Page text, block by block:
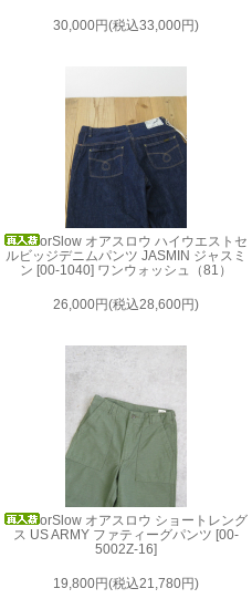
30,000円(税込33,000円)
orSlow オアスロウ ハイウエストセ
ルビッジデニムパンツ JASMIN ジャスミ
ン [00-1040] ワンウォッシュ（81）
26,000円(税込28,600円)
orSlow オアスロウ ショートレング
ス US ARMY ファティーグパンツ [00-
5002Z-16]
19,800円(税込21,780円)